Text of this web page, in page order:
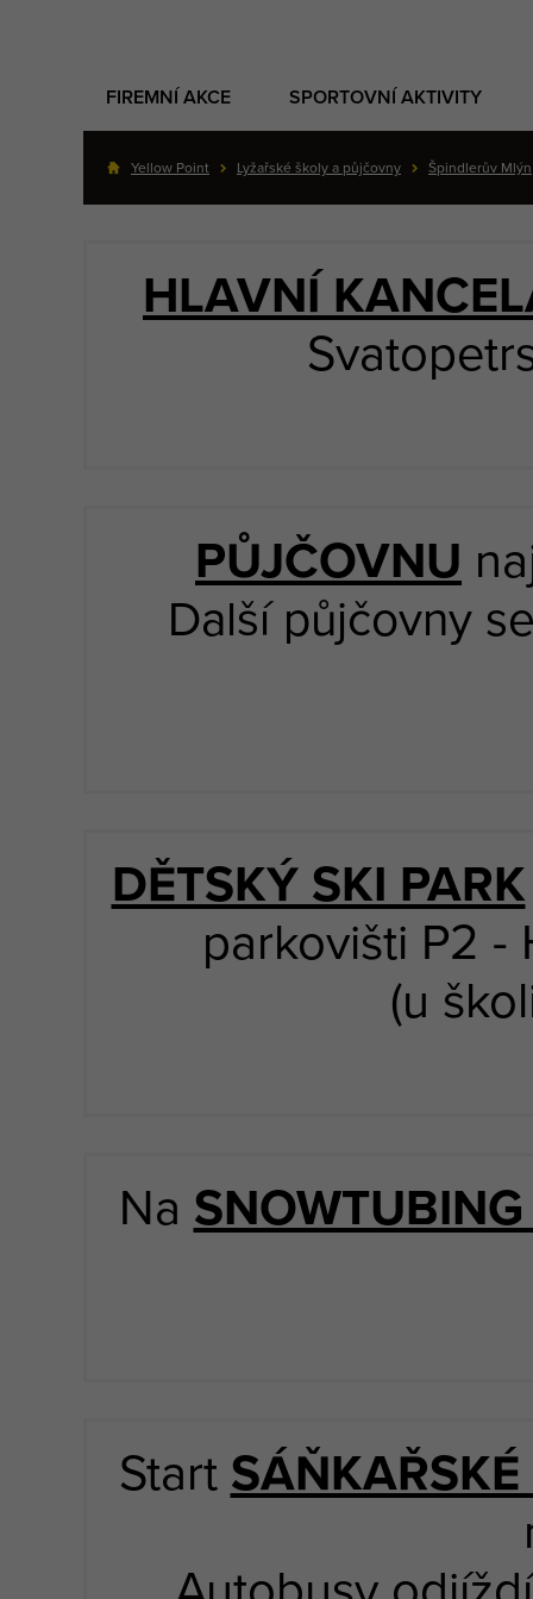
FIREMNÍ AKCE SPORTOVNÍ AKTIVITY
Yellow Point Lyžařské školy a půjčovny Špindlerův Mlýn
HLAVNÍ
PŮJČOVNU
Další půjčovny
DĚTSKÝ SKI PARK
parkovišti P2
(u
Na
Start